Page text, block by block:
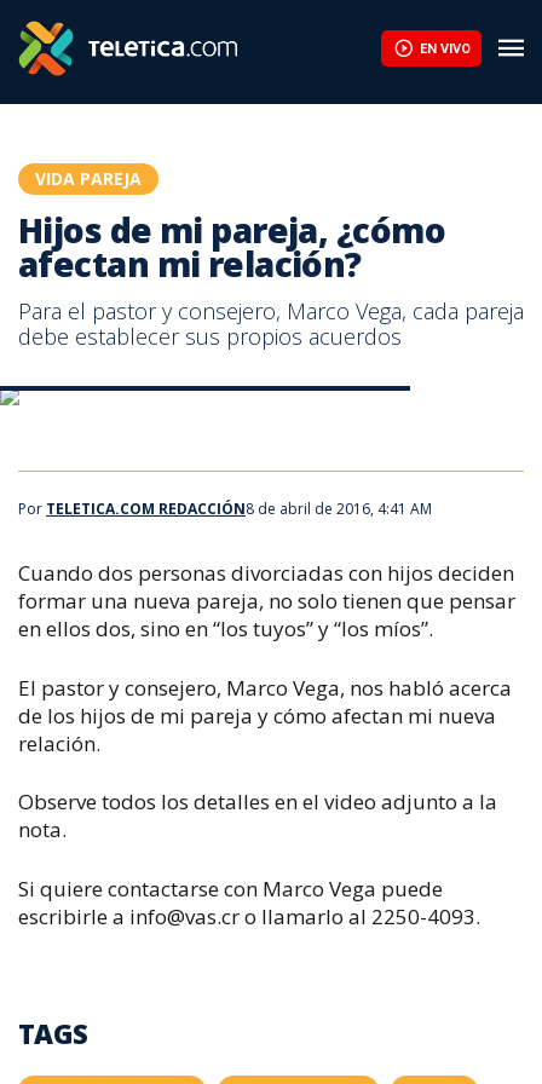
EN VIVO
VIDA PAREJA
Hijos de mi pareja, ¿cómo
afectan mi relación?
Para el pastor y consejero, Marco Vega, cada pareja
debe establecer sus propios acuerdos
Por TELETICA.COM REDACCIÓN8 de abril de 2016, 4:41 AM
Cuando dos personas divorciadas con hijos deciden
formar una nueva pareja, no solo tienen que pensar
en ellos dos, sino en “los tuyos” y “los míos”.
El pastor y consejero, Marco Vega, nos habló acerca
de los hijos de mi pareja y cómo afectan mi nueva
relación.
Observe todos los detalles en el video adjunto a la
nota.
Si quiere contactarse con Marco Vega puede
escribirle a info@vas.cro llamarlo al 2250-4093.
TAGS